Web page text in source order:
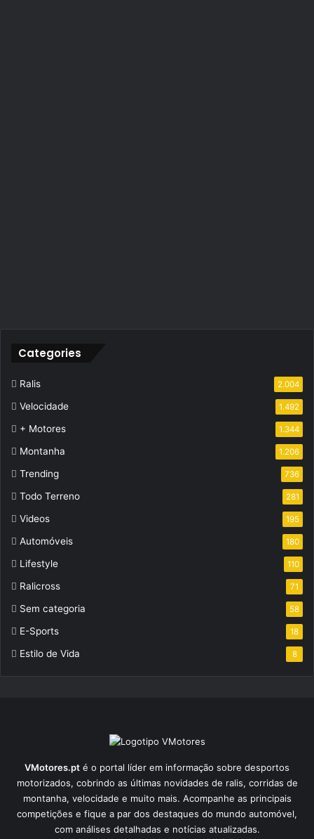
Categories
Ralis 2.004
Velocidade 1.492
+ Motores 1.344
Montanha 1.206
Trending 736
Todo Terreno 281
Videos 195
Automóveis 180
Lifestyle 110
Ralicross 71
Sem categoria 58
E-Sports 18
Estilo de Vida 8
VMotores.pt é o portal líder em informação sobre desportos
motorizados, cobrindo as últimas novidades de ralis, corridas de
montanha, velocidade e muito mais. Acompanhe as principais
competições e fique a par dos destaques do mundo automóvel,
com análises detalhadas e notícias atualizadas.